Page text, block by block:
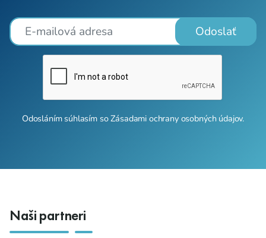
Odoslať
Odosláním súhlasím soZásadami ochrany osobných údajov.
Naši partneri